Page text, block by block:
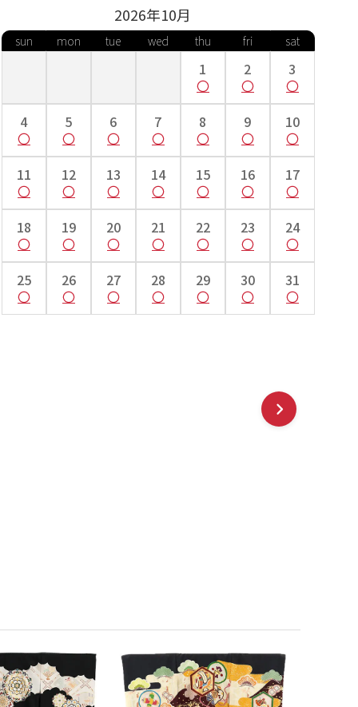
2026年10月
sun mon tue wed thu fri sat
1 2 3
4 5 6 7 8 9 10
11 12 13 14 15 16 17
18 19 20 21 22 23 24
25 26 27 28 29 30 31